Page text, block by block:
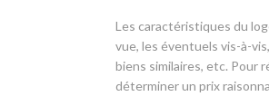
Les caractéristiques du
vue, les éventuels vis-à-
biens similaires, etc. Pour
déterminer un prix